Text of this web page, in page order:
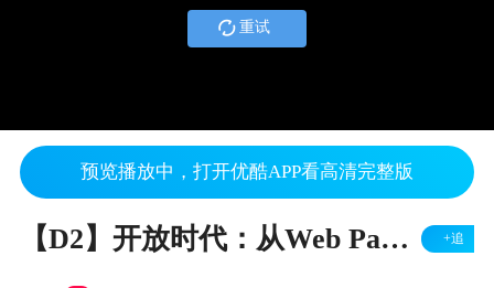
重试
预览播放中，打开优酷APP看高清完整版
【D2】开放时代：从Web Page到Web APP -- 周志超(腾讯) +追